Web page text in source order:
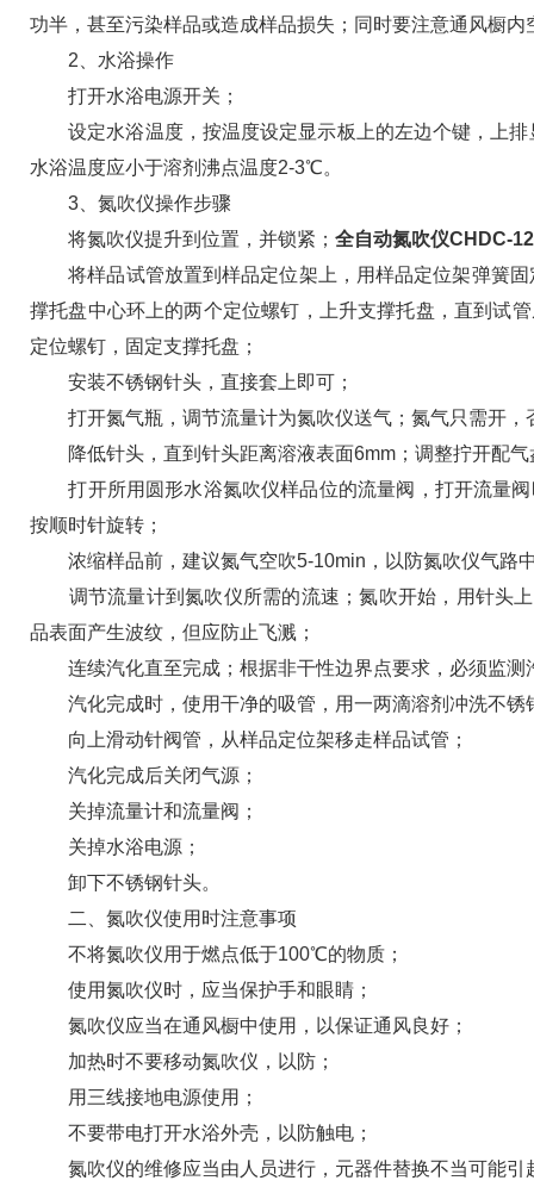
功半，甚至污染样品或造成样品损失；同时要注意通风橱
2、水浴操作
打开水浴电源开关；
设定水浴温度，按温度设定显示板上的左边个键，上排
水浴温度应小于溶剂沸点温度2-3℃。
3、氮吹仪操作步骤
将氮吹仪提升到位置，并锁紧； 全自动氮吹仪CHDC-
将样品试管放置到样品定位架上，用样品定位架弹簧固
撑托盘中心环上的两个定位螺钉，上升支撑托盘，直到试
定位螺钉，固定支撑托盘；
安装不锈钢针头，直接套上即可；
打开氮气瓶，调节流量计为氮吹仪送气；氮气只需开，
降低针头，直到针头距离溶液表面6mm；调整拧开配气
打开所用圆形水浴氮吹仪样品位的流量阀，打开流量阀
按顺时针旋转；
浓缩样品前，建议氮气空吹5-10min，以防氮吹仪气路
调节流量计到氮吹仪所需的流速；氮吹开始，用针头上
品表面产生波纹，但应防止飞溅；
连续汽化直至完成；根据非干性边界点要求，必须监测
汽化完成时，使用干净的吸管，用一两滴溶剂冲洗不锈
向上滑动针阀管，从样品定位架移走样品试管；
汽化完成后关闭气源；
关掉流量计和流量阀；
关掉水浴电源；
卸下不锈钢针头。
二、氮吹仪使用时注意事项
不将氮吹仪用于燃点低于100℃的物质；
使用氮吹仪时，应当保护手和眼睛；
氮吹仪应当在通风橱中使用，以保证通风良好；
加热时不要移动氮吹仪，以防；
用三线接地电源使用；
不要带电打开水浴外壳，以防触电；
氮吹仪的维修应当由人员进行，元器件替换不当可能引